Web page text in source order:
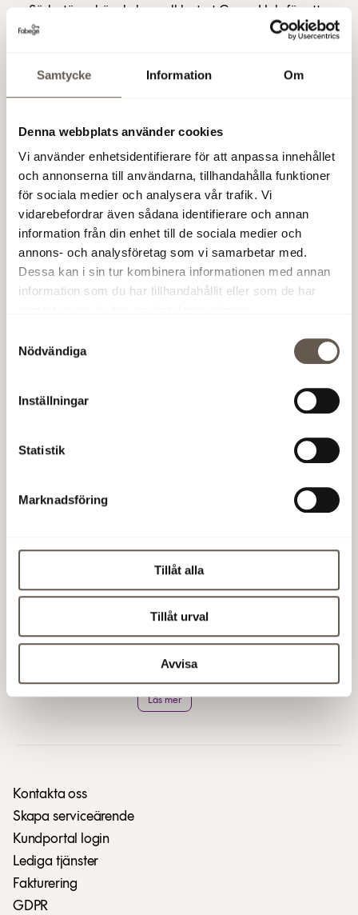
Samtycke Information Om
Denna webbplats använder cookies
Vi använder enhetsidentifierare för att anpassa innehållet
och annonserna till användarna, tillhandahålla funktioner
för sociala medier och analysera vår trafik. Vi
vidarebefordrar även sådana identifierare och annan
information från din enhet till de sociala medier och
annons- och analysföretag som vi samarbetar med.
Dessa kan i sin tur kombinera informationen med annan
information som du har tillhandahållit eller som de har
Nödvändiga
Inställningar
Statistik
Marknadsföring
Tillåt alla
Tillåt urval
Avvisa
Södertörns högskola spelklustret Game Hub för att
stärka Flemingsbergs position som centrum för
gästerna möta några av de drivande aktörerna
sektorer och branscher.
Talarna för ämnet var: Jacques Diringer, Arivan
Tutal och Lars Klintwall.
När:14 november 2025
Var:Restaurang Billmans, Elektronvägen 4 i
Flemingsberg
Flemingsberg är ett av Sveriges
största utvecklingsprojekt och även
en internationell stjärna.
Regulator 2024
Inspirationsdagen Regulator! En
från olika branscher i samhället för
att spåna, drömma och samverka
Läs mer
Kontakta oss
Skapa serviceärende
Kundportal login
Lediga tjänster
Fakturering
GDPR